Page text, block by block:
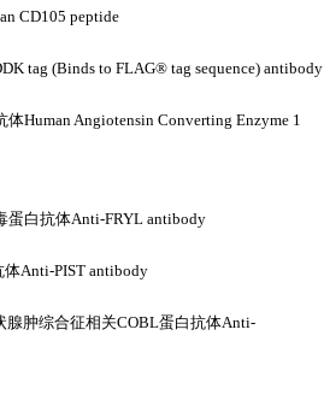
CD105 peptide
tag (Binds to FLAG® tag sequence) antibody
Human Angiotensin Converting Enzyme 1
蛋白抗体Anti-FRYL antibody
Anti-PIST antibody
腺肿综合征相关COBL蛋白抗体Anti-